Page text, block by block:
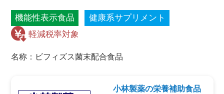
機能性表示食品 健康系サプリメント
名称：ビフィズス菌末配合食品
小林製薬の栄養補助食品